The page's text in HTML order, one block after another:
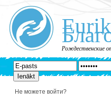
Рождественские
Не можете войти?